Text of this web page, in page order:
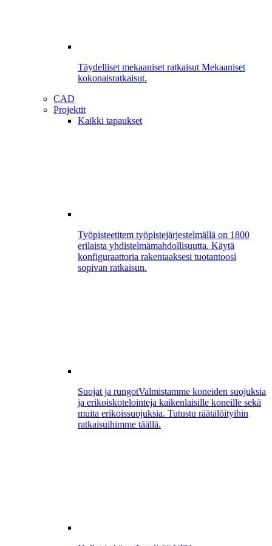
Täydelliset mekaaniset ratkaisut Mekaaniset
kokonaisratkaisut.
CAD
Projektit
Kaikki tapaukset
Työpisteetitem työpistejärjestelmällä on 1800
erilaista yhdistelmämahdollisuutta. Käytä
konfiguraattoria rakentaaksesi tuotantoosi
sopivan ratkaisun.
Suojat ja rungotValmistamme koneiden suojuksia
ja erikoiskotelointeja kaikenlaisille koneille sekä
muita erikoissuojuksia. Tutustu räätälöityihin
ratkaisuihimme täällä.